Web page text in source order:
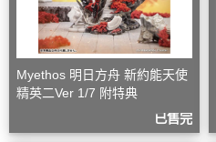
Myethos 明日方舟 新約能天使
精英二Ver 1/7 附特典
已售完